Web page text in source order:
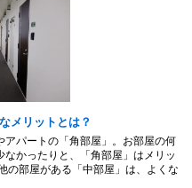
メリットとは？
アパートの「角部屋」。お部屋の何
かったりと、「角部屋」はメリッ
の部屋がある「中部屋」は、よくな